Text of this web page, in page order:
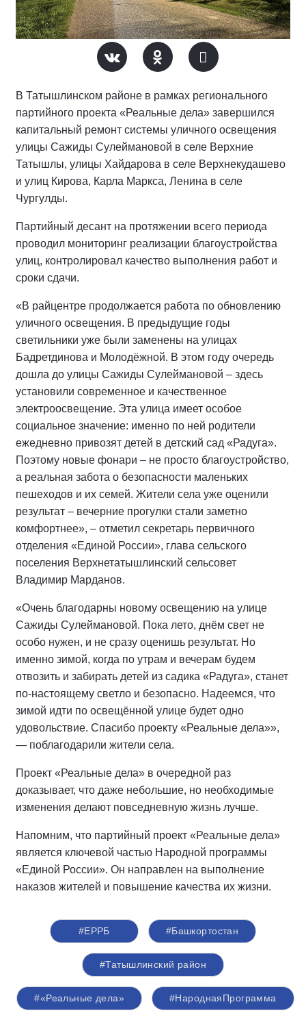
В Татышлинском районе в рамках регионального
партийного проекта «Реальные дела» завершился
капитальный ремонт системы уличного освещения
улицы Сажиды Сулеймановой в селе Верхние
Татышлы, улицы Хайдарова в селе Верхнекудашево
и улиц Кирова, Карла Маркса, Ленина в селе
Чургулды.
Партийный десант на протяжении всего периода
проводил мониторинг реализации благоустройства
улиц, контролировал качество выполнения работ и
сроки сдачи.
«В райцентре продолжается работа по обновлению
уличного освещения. В предыдущие годы
светильники уже были заменены на улицах
Бадретдинова и Молодёжной. В этом году очередь
дошла до улицы Сажиды Сулеймановой – здесь
установили современное и качественное
электроосвещение. Эта улица имеет особое
социальное значение: именно по ней родители
ежедневно привозят детей в детский сад «Радуга».
Поэтому новые фонари – не просто благоустройство,
а реальная забота о безопасности маленьких
пешеходов и их семей. Жители села уже оценили
результат – вечерние прогулки стали заметно
комфортнее», – отметил секретарь первичного
отделения «Единой России», глава сельского
поселения Верхнетатышлинский сельсовет
Владимир Марданов.
«Очень благодарны новому освещению на улице
Сажиды Сулеймановой. Пока лето, днём свет не
особо нужен, и не сразу оценишь результат. Но
именно зимой, когда по утрам и вечерам будем
отвозить и забирать детей из садика «Радуга», станет
по-настоящему светло и безопасно. Надеемся, что
зимой идти по освещённой улице будет одно
удовольствие. Спасибо проекту «Реальные дела»»,
— поблагодарили жители села.
Проект «Реальные дела» в очередной раз
доказывает, что даже небольшие, но необходимые
изменения делают повседневную жизнь лучше.
Напомним, что партийный проект «Реальные дела»
является ключевой частью Народной программы
«Единой России». Он направлен на выполнение
наказов жителей и повышение качества их жизни.
#ЕРРБ #Башкортостан
#Татышлинский район
#«Реальные дела» #НароднаяПрограмма